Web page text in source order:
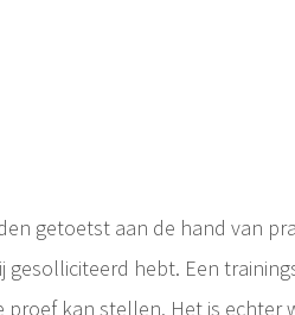
getoetst aan de hand van
hebt. Een
kan stellen. Het is